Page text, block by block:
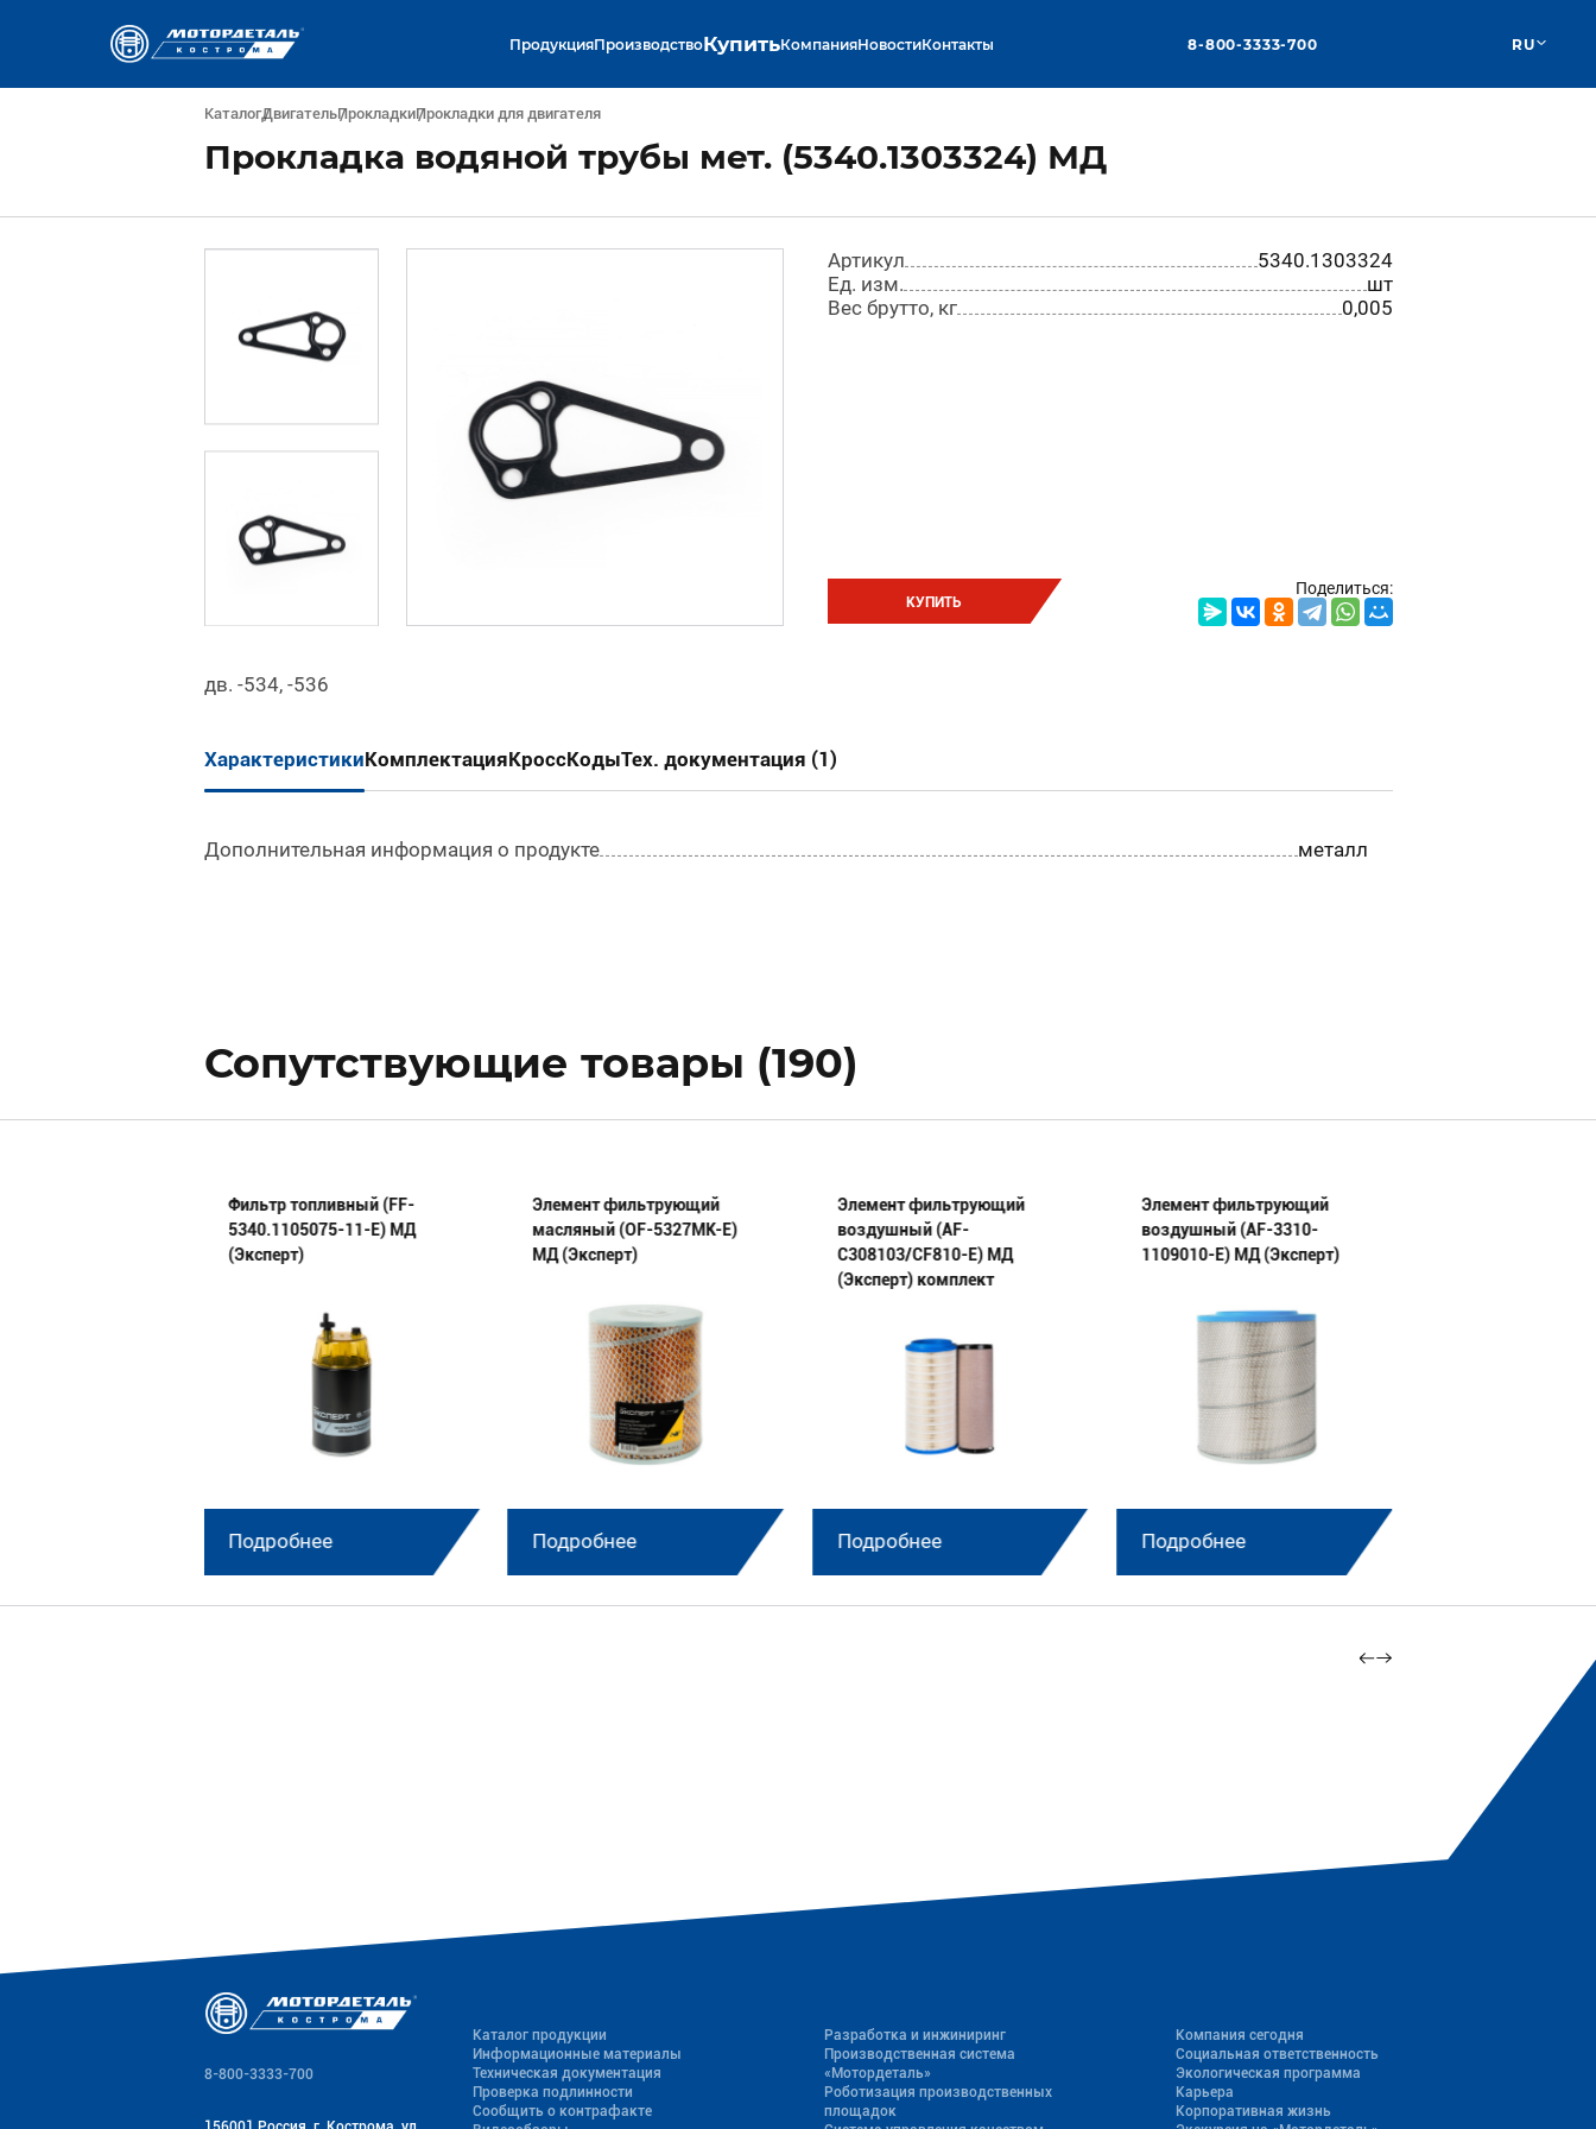
ПродукцияПроизводствоКупитьКомпанияНовостиКонтакты 8-800-3333-700 RU
КаталогДвигательПрокладкиПрокладки для двигателя
Прокладка водяной трубы мет. (5340.1303324) МД
Артикул
5340.1303324
Ед. изм.
шт
Вес брутто, кг
0,005
КУПИТЬ
Поделиться:
дв. -534, -536
ХарактеристикиКомплектацияКроссКодыТех. документация (1)
Дополнительная информация о продукте металл
Сопутствующие товары (190)
Фильтр топливный (FF-
5340.1105075-11-E) МД
(Эксперт)
Подробнее
Элемент фильтрующий
масляный (OF-5327МК-E)
МД (Эксперт)
Подробнее
Элемент фильтрующий
воздушный (AF-
C308103/CF810-E) МД
(Эксперт) комплект
Подробнее
Элемент фильтрующий
воздушный (AF-3310-
1109010-E) МД (Эксперт)
Подробнее
8-800-3333-700
Каталог продукции
Информационные материалы
Техническая документация
Проверка подлинности
Сообщить о контрафакте
Разработка и инжиниринг
Производственная система
«Mотордеталь»
Роботизация производственных
площадок
Компания сегодня
Социальная ответственность
Экологическая программа
Карьера
Корпоративная жизнь